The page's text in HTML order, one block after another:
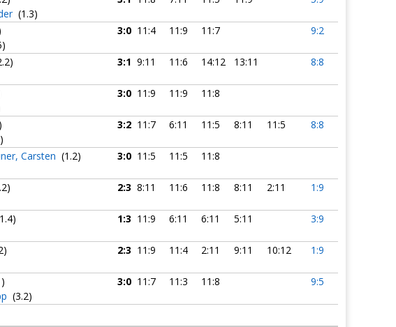
(1.3)
3:0 11:4 11:9 11:7 9:2
3:1 9:11 11:6 14:12 13:11 8:8
3:0 11:9 11:9 11:8
3:2 11:7 6:11 11:5 8:11 11:5 8:8
Carsten (1.2)
3:0 11:5 11:5 11:8
2:3 8:11 11:6 11:8 8:11 2:11 1:9
1:3 11:9 6:11 6:11 5:11 3:9
2:3 11:9 11:4 2:11 9:11 10:12 1:9
(3.2)
3:0 11:7 11:3 11:8 9:5